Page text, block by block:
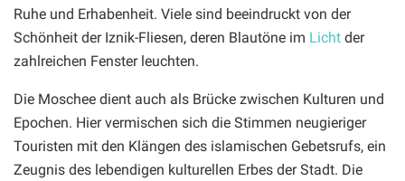
Ruhe und Erhabenheit. Viele sind beeindruckt von der
Schönheit der Iznik-Fliesen, deren Blautöne im Licht der
zahlreichen Fenster leuchten.
Die Moschee dient auch als Brücke zwischen Kulturen und
Epochen. Hier vermischen sich die Stimmen neugieriger
Touristen mit den Klängen des islamischen Gebetsrufs, ein
Zeugnis des lebendigen kulturellen Erbes der Stadt. Die